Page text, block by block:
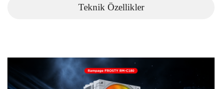
Teknik Özellikler